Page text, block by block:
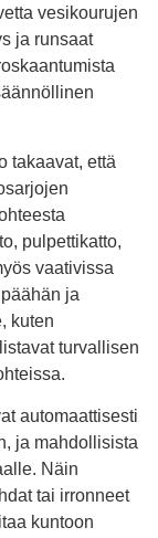
vesikourujen
ja runsaat
takaavat, että
pulpettikatto,
vaativissa
ja
kuten
turvallisen
automaattisesti
ja mahdollisista
Näin
tai irronneet
kuntoon